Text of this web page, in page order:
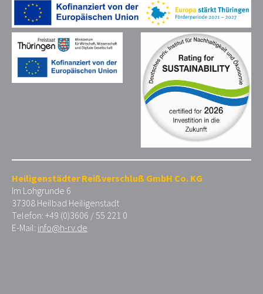
Heiligenstädter Reißverschluß GmbH Co. KG
Im Lohgrunde 6
37308 Heilbad Heiligenstadt
Telefon: +49 (0)3606 / 55 221 0
E-Mail: info@h-rv.de